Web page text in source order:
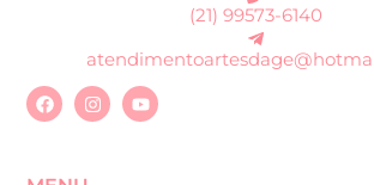
(21) 99573-6140